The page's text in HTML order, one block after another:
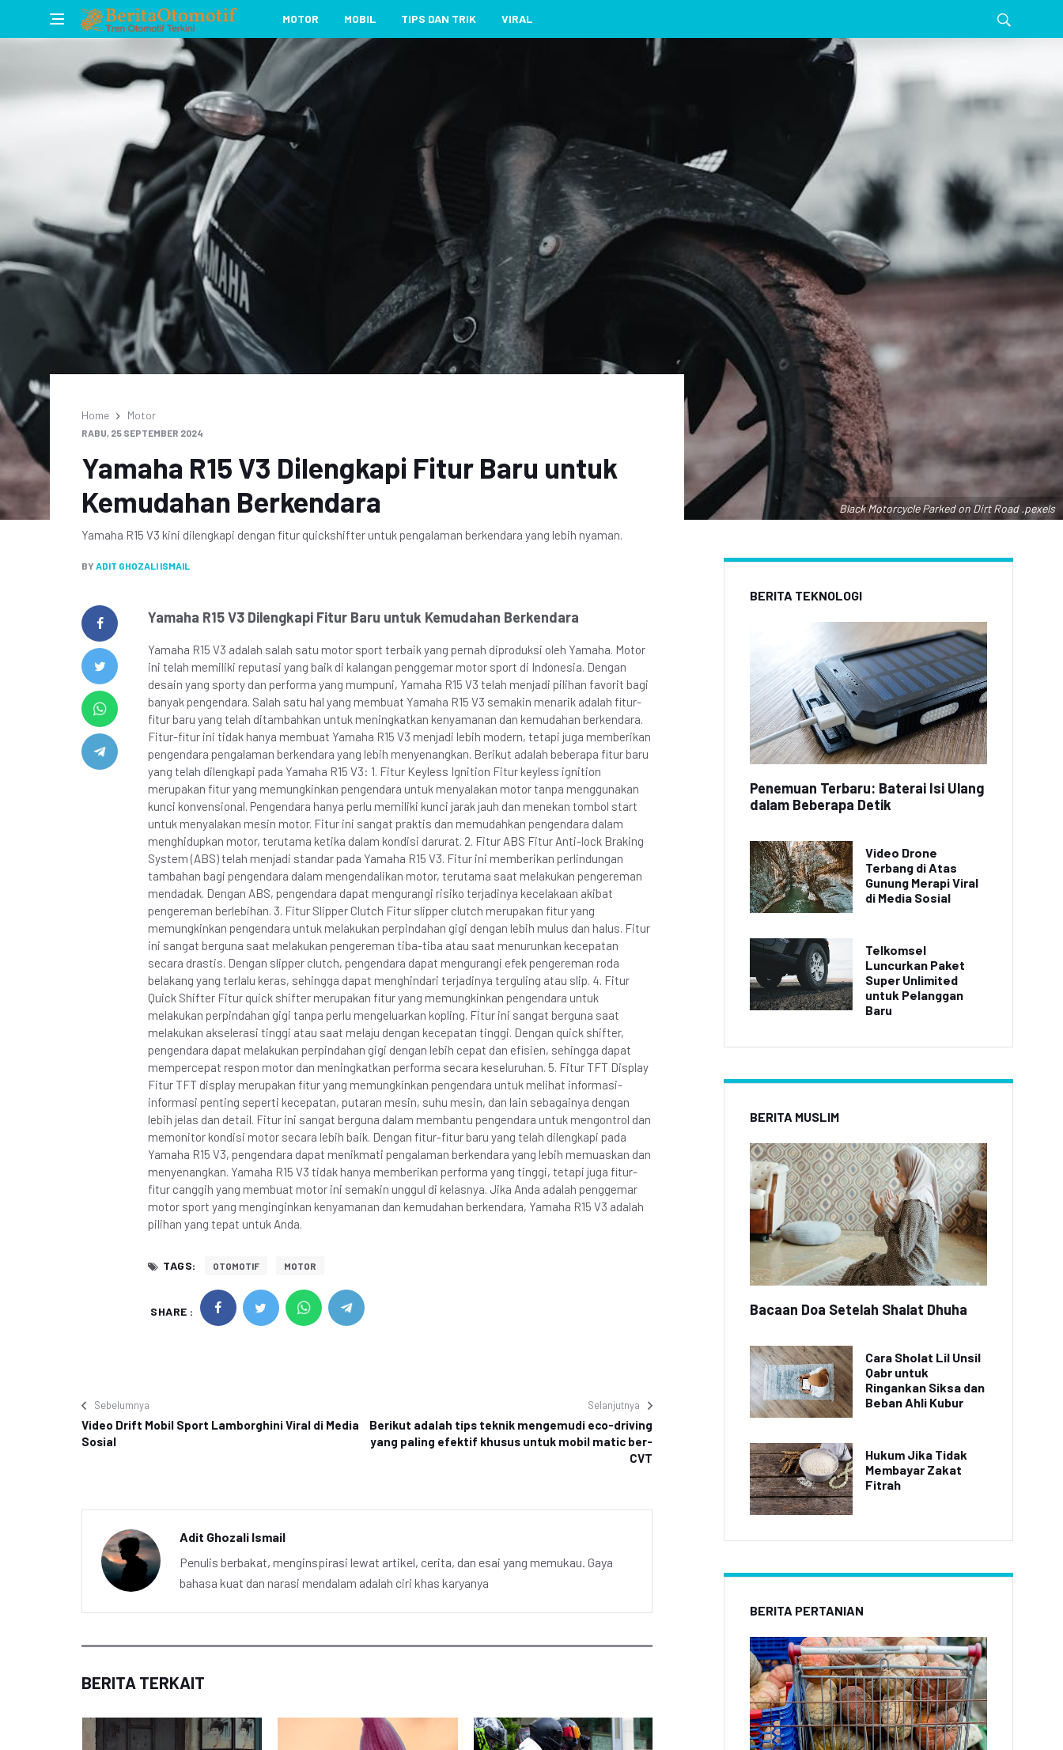
MOTOR MOBIL TIPS DAN TRIK VIRAL
Black Motorcycle Parked on Dirt Road .pexels
Home Motor
RABU, 25 SEPTEMBER 2024
Yamaha R15 V3 Dilengkapi Fitur Baru untuk
Kemudahan Berkendara
Yamaha R15 V3 kini dilengkapi dengan fitur quickshifter untuk pengalaman berkendara yang lebih nyaman.
BY ADIT GHOZALI ISMAIL
Yamaha R15 V3 Dilengkapi Fitur Baru untuk Kemudahan Berkendara
Yamaha R15 V3 adalah salah satu motor sport terbaik yang pernah diproduksi oleh Yamaha. Motor
ini telah memiliki reputasi yang baik di kalangan penggemar motor sport di Indonesia. Dengan
desain yang sporty dan performa yang mumpuni, Yamaha R15 V3 telah menjadi pilihan favorit bagi
banyak pengendara. Salah satu hal yang membuat Yamaha R15 V3 semakin menarik adalah fitur-
fitur baru yang telah ditambahkan untuk meningkatkan kenyamanan dan kemudahan berkendara.
Fitur-fitur ini tidak hanya membuat Yamaha R15 V3 menjadi lebih modern, tetapi juga memberikan
pengendara pengalaman berkendara yang lebih menyenangkan. Berikut adalah beberapa fitur baru
yang telah dilengkapi pada Yamaha R15 V3: 1. Fitur Keyless Ignition Fitur keyless ignition
merupakan fitur yang memungkinkan pengendara untuk menyalakan motor tanpa menggunakan
kunci konvensional. Pengendara hanya perlu memiliki kunci jarak jauh dan menekan tombol start
untuk menyalakan mesin motor. Fitur ini sangat praktis dan memudahkan pengendara dalam
menghidupkan motor, terutama ketika dalam kondisi darurat. 2. Fitur ABS Fitur Anti-lock Braking
System (ABS) telah menjadi standar pada Yamaha R15 V3. Fitur ini memberikan perlindungan
tambahan bagi pengendara dalam mengendalikan motor, terutama saat melakukan pengereman
mendadak. Dengan ABS, pengendara dapat mengurangi risiko terjadinya kecelakaan akibat
pengereman berlebihan. 3. Fitur Slipper Clutch Fitur slipper clutch merupakan fitur yang
memungkinkan pengendara untuk melakukan perpindahan gigi dengan lebih mulus dan halus. Fitur
ini sangat berguna saat melakukan pengereman tiba-tiba atau saat menurunkan kecepatan
secara drastis. Dengan slipper clutch, pengendara dapat mengurangi efek pengereman roda
belakang yang terlalu keras, sehingga dapat menghindari terjadinya terguling atau slip. 4. Fitur
Quick Shifter Fitur quick shifter merupakan fitur yang memungkinkan pengendara untuk
melakukan perpindahan gigi tanpa perlu mengeluarkan kopling. Fitur ini sangat berguna saat
melakukan akselerasi tinggi atau saat melaju dengan kecepatan tinggi. Dengan quick shifter,
pengendara dapat melakukan perpindahan gigi dengan lebih cepat dan efisien, sehingga dapat
mempercepat respon motor dan meningkatkan performa secara keseluruhan. 5. Fitur TFT Display
Fitur TFT display merupakan fitur yang memungkinkan pengendara untuk melihat informasi-
informasi penting seperti kecepatan, putaran mesin, suhu mesin, dan lain sebagainya dengan
lebih jelas dan detail. Fitur ini sangat berguna dalam membantu pengendara untuk mengontrol dan
memonitor kondisi motor secara lebih baik. Dengan fitur-fitur baru yang telah dilengkapi pada
Yamaha R15 V3, pengendara dapat menikmati pengalaman berkendara yang lebih memuaskan dan
menyenangkan. Yamaha R15 V3 tidak hanya memberikan performa yang tinggi, tetapi juga fitur-
fitur canggih yang membuat motor ini semakin unggul di kelasnya. Jika Anda adalah penggemar
motor sport yang menginginkan kenyamanan dan kemudahan berkendara, Yamaha R15 V3 adalah
pilihan yang tepat untuk Anda.
TAGS: OTOMOTIF MOTOR
SHARE :
Sebelumnya
Video Drift Mobil Sport Lamborghini Viral di Media
Sosial
Selanjutnya
Berikut adalah tips teknik mengemudi eco-driving
yang paling efektif khusus untuk mobil matic ber-
CVT
Adit Ghozali Ismail
Penulis berbakat, menginspirasi lewat artikel, cerita, dan esai yang memukau. Gaya
bahasa kuat dan narasi mendalam adalah ciri khas karyanya
BERITA TERKAIT
BERITA TEKNOLOGI
Penemuan Terbaru: Baterai Isi Ulang
dalam Beberapa Detik
Video Drone
Terbang di Atas
Gunung Merapi Viral
di Media Sosial
Telkomsel
Luncurkan Paket
Super Unlimited
untuk Pelanggan
Baru
BERITA MUSLIM
Bacaan Doa Setelah Shalat Dhuha
Cara Sholat Lil Unsil
Qabr untuk
Ringankan Siksa dan
Beban Ahli Kubur
Hukum Jika Tidak
Membayar Zakat
Fitrah
BERITA PERTANIAN